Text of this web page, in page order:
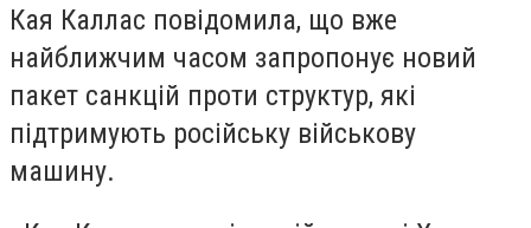
Кая Каллас повідомила, що вже
найближчим часом запропонує новий
пакет санкцій проти структур, які
підтримують російську військову
машину.